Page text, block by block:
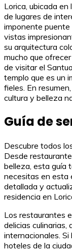
Lorica, ubicada en
de lugares de
imponente puente
vistas
su arquitectura
mucho que
de visitar el
templo que es un
fieles. En
cultura y belleza
Guía de
Descubre todos
Desde
belleza, esta guía
necesitas en esta
detallada y
residencia en
Los restaurantes
delicias culinarias,
internacionales.
hoteles de la